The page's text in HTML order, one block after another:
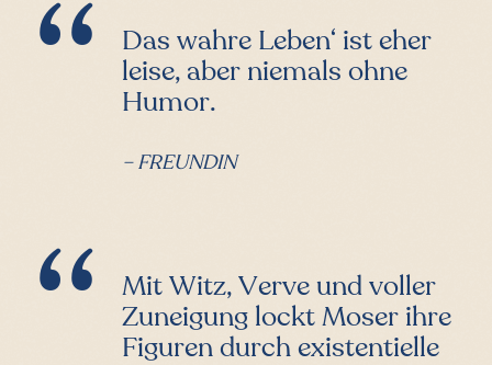
Das wahre Leben‘ ist eher
leise, aber niemals ohne
Humor.
– FREUNDIN
Mit Witz, Verve und voller
Zuneigung lockt Moser ihre
Figuren durch existentielle